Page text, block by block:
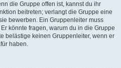
die Gruppe offen ist, kannst du ihr
beitreten; verlangt die Gruppe eine
bewerben. Ein Gruppenleiter muss
könnte fragen, warum du in die Gruppe
belästige keinen Gruppenleiter, wenn er
haben.